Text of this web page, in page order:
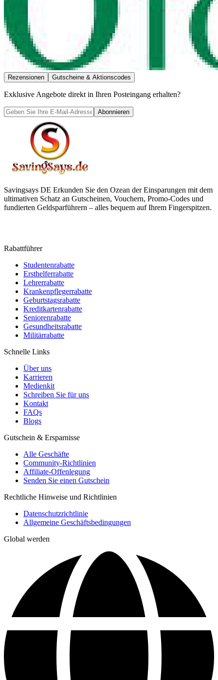
Rezensionen Gutscheine & Aktionscodes
Exklusive Angebote direkt in Ihren Posteingang erhalten?
Abonnieren
Savingsays DE Erkunden Sie den Ozean der Einsparungen mit dem
ultimativen Schatz an Gutscheinen, Vouchern, Promo-Codes und
fundierten Geldsparführern – alles bequem auf Ihrem Fingerspitzen.
Rabattführer
Studentenrabatte
Ersthelferrabatte
Lehrerrabatte
Krankenpflegerrabatte
Geburtstagsrabatte
Kreditkartenrabatte
Seniorenrabatte
Gesundheitsrabatte
Militärrabatte
Schnelle Links
Über uns
Karrieren
Medienkit
Schreiben Sie für uns
Kontakt
FAQs
Blogs
Gutschein & Ersparnisse
Alle Geschäfte
Community-Richtlinien
Affiliate-Offenlegung
Senden Sie einen Gutschein
Rechtliche Hinweise und Richtlinien
Datenschutzrichtlinie
Allgemeine Geschäftsbedingungen
Global werden